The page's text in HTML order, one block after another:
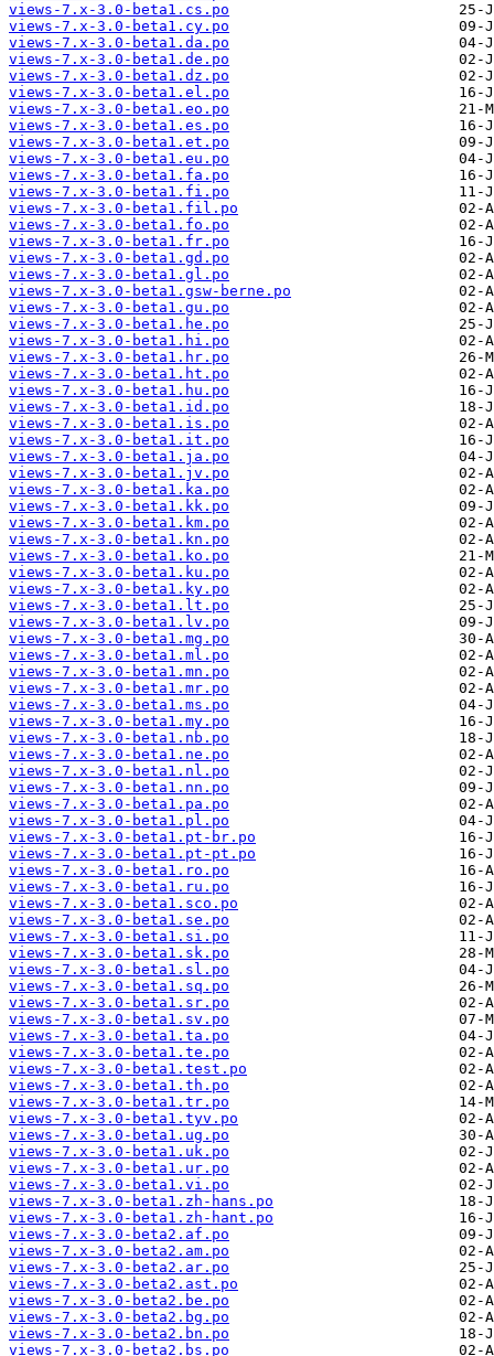
views-7.x-3.0-beta1.cs.po
views-7.x-3.0-beta1.cy.po
views-7.x-3.0-beta1.da.po
views-7.x-3.0-beta1.de.po
views-7.x-3.0-beta1.dz.po
views-7.x-3.0-beta1.el.po
views-7.x-3.0-beta1.eo.po
views-7.x-3.0-beta1.es.po
views-7.x-3.0-beta1.et.po
views-7.x-3.0-beta1.eu.po
views-7.x-3.0-beta1.fa.po
views-7.x-3.0-beta1.fi.po
views-7.x-3.0-beta1.fil.po
views-7.x-3.0-beta1.fo.po
views-7.x-3.0-beta1.fr.po
views-7.x-3.0-beta1.gd.po
views-7.x-3.0-beta1.gl.po
views-7.x-3.0-beta1.gsw-berne.po
views-7.x-3.0-beta1.gu.po
views-7.x-3.0-beta1.he.po
views-7.x-3.0-beta1.hi.po
views-7.x-3.0-beta1.hr.po
views-7.x-3.0-beta1.ht.po
views-7.x-3.0-beta1.hu.po
views-7.x-3.0-beta1.id.po
views-7.x-3.0-beta1.is.po
views-7.x-3.0-beta1.it.po
views-7.x-3.0-beta1.ja.po
views-7.x-3.0-beta1.jv.po
views-7.x-3.0-beta1.ka.po
views-7.x-3.0-beta1.kk.po
views-7.x-3.0-beta1.km.po
views-7.x-3.0-beta1.kn.po
views-7.x-3.0-beta1.ko.po
views-7.x-3.0-beta1.ku.po
views-7.x-3.0-beta1.ky.po
views-7.x-3.0-beta1.lt.po
views-7.x-3.0-beta1.lv.po
views-7.x-3.0-beta1.mg.po
views-7.x-3.0-beta1.ml.po
views-7.x-3.0-beta1.mn.po
views-7.x-3.0-beta1.mr.po
views-7.x-3.0-beta1.ms.po
views-7.x-3.0-beta1.my.po
views-7.x-3.0-beta1.nb.po
views-7.x-3.0-beta1.ne.po
views-7.x-3.0-beta1.nl.po
views-7.x-3.0-beta1.nn.po
views-7.x-3.0-beta1.pa.po
views-7.x-3.0-beta1.pl.po
views-7.x-3.0-beta1.pt-br.po
views-7.x-3.0-beta1.pt-pt.po
views-7.x-3.0-beta1.ro.po
views-7.x-3.0-beta1.ru.po
views-7.x-3.0-beta1.sco.po
views-7.x-3.0-beta1.se.po
views-7.x-3.0-beta1.si.po
views-7.x-3.0-beta1.sk.po
views-7.x-3.0-beta1.sl.po
views-7.x-3.0-beta1.sq.po
views-7.x-3.0-beta1.sr.po
views-7.x-3.0-beta1.sv.po
views-7.x-3.0-beta1.ta.po
views-7.x-3.0-beta1.te.po
views-7.x-3.0-beta1.test.po
views-7.x-3.0-beta1.th.po
views-7.x-3.0-beta1.tr.po
views-7.x-3.0-beta1.tyv.po
views-7.x-3.0-beta1.ug.po
views-7.x-3.0-beta1.uk.po
views-7.x-3.0-beta1.ur.po
views-7.x-3.0-beta1.vi.po
views-7.x-3.0-beta1.zh-hans.po
views-7.x-3.0-beta1.zh-hant.po
views-7.x-3.0-beta2.af.po
views-7.x-3.0-beta2.am.po
views-7.x-3.0-beta2.ar.po
views-7.x-3.0-beta2.ast.po
views-7.x-3.0-beta2.be.po
views-7.x-3.0-beta2.bg.po
views-7.x-3.0-beta2.bn.po
views-7.x-3.0-beta2.bs.po